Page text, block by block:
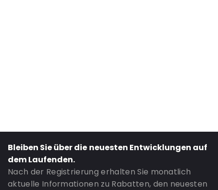
Bleiben Sie über die neuesten Entwicklungen auf
dem Laufenden.
Nach der Registrierung erhalten Sie monatlich
aktuelle Informationen zu Rabatten, den neuesten